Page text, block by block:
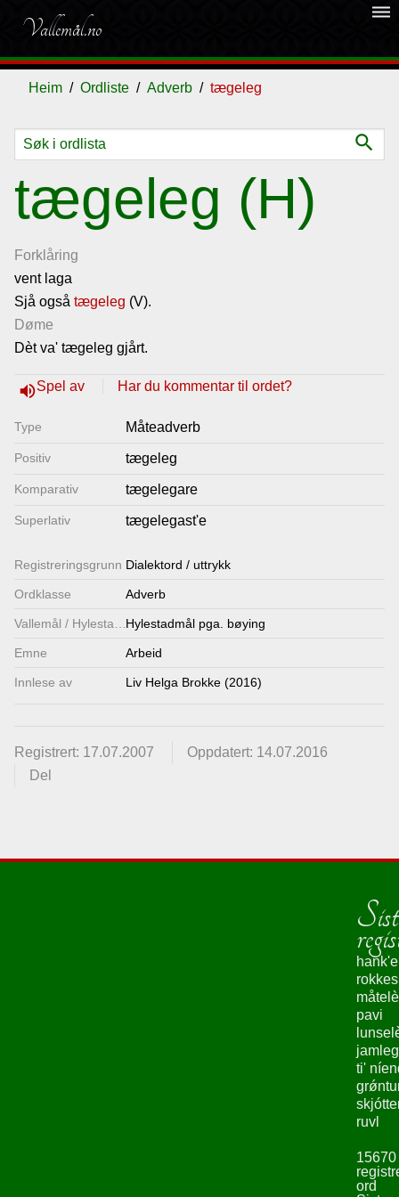
Vallemål.no
dehaze
Heim Ordliste Adverb tægeleg
search
tægeleg (H)
Forklåring
vent laga
Sjå også tægeleg (V).
Døme
Dèt va' tægeleg gjårt.
volume_upSpel av Har du kommentar til ordet?
Type Måteadverb
Positiv tægeleg
Komparativ tægelegare
Superlativ tægelegast'e
Registrerings­grunn Dialektord / uttrykk
Ordklasse Adverb
Hylestadmål pga. bøying
Emne Arbeid
Innlese av Liv Helga Brokke (2016)
Registrert: 17.07.2007
Oppdatert: 14.07.2016
Del
Ordliste
Om
vallemålet
Gjestebok
Lenkjer
Kontakt
oss
hank'e
pavi
ti'
ruvl
15670
ord